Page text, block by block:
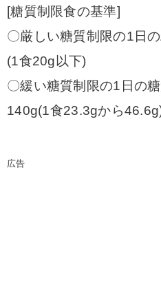
[糖質制限食の基準]
〇厳しい糖質制限の1日
(1食20g以下)
〇緩い糖質制限の1日の
140g(1食23.3gから
広告